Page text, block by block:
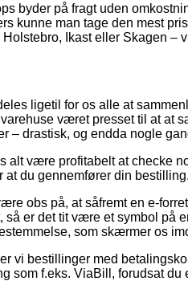
byder på fragt uden
kunne man tage den mest
Ikast eller Skagen –
ligetil for os alle at
været presset til at at
– drastisk, og endda nogle
alt være profitabelt at checke
at du gennemfører din
obs på, at såfremt en e-
så er det tit være et symbol på
som skærmer os
vi bestillinger med
som f.eks. ViaBill, forudsat du